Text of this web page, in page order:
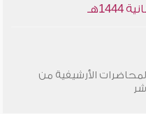
الأرشيفية من